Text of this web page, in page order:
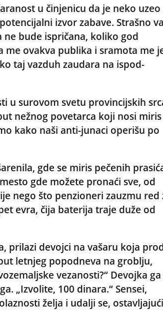
u činjenicu da je neko uzeo
izvor zabave. Strašno
ne bude ispričana, koliko god
ovakva publika i sramota me
taj vazduh zaudara na ispod-
u surovom svetu provincijskih
nežnog povetarca koji nosi miris
kako naši anti-junaci operišu po
gde se miris pečenih
gde možete pronaći sve, od
nego što penzioneri zauzmu red
evra, čija baterija traje duže od
prilazi devojci na vašaru koja
letnjeg popodneva na groblju,
vezanosti?“ Devojka ga
„Izvolite, 100 dinara.“ Sensei,
želja i udalji se,